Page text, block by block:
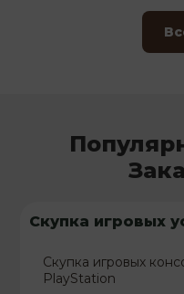
Скупка игровых
Скупка игровых
PlayStation